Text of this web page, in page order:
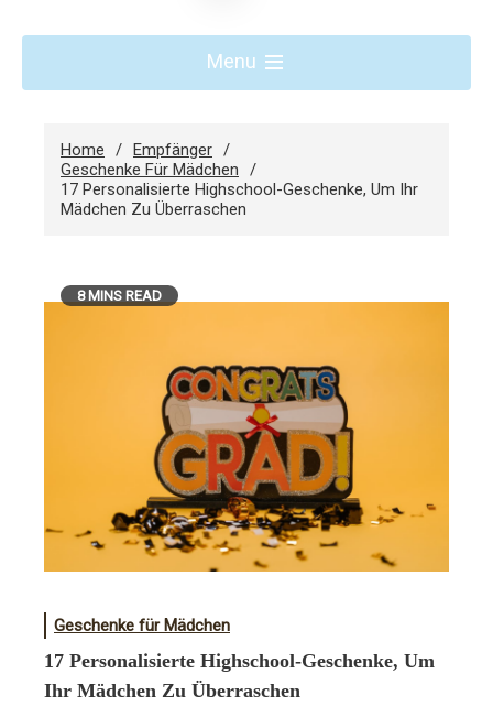
Menu
Home
Empfänger
Geschenke Für Mädchen
17 Personalisierte Highschool-Geschenke, Um Ihr
Mädchen Zu Überraschen
8 MINS READ
Geschenke für Mädchen
17 Personalisierte Highschool-Geschenke, Um
Ihr Mädchen Zu Überraschen